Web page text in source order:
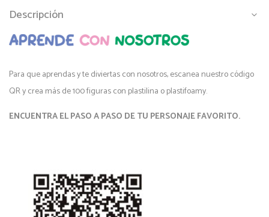
Descripción
Para que aprendas y te diviertas con nosotros, escanea nuestro código
QR y crea más de 100 figuras con plastilina o plastifoamy.
ENCUENTRA EL PASO A PASO DE TU PERSONAJE FAVORITO.